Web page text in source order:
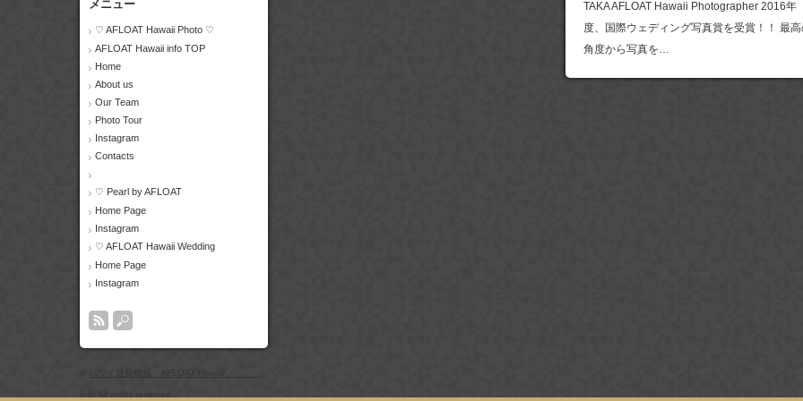
メニュー
♡ AFLOAT Hawaii Photo ♡
AFLOAT Hawaii info TOP
Home
About us
Our Team
Photo Tour
Instagram
Contacts
♡ Pearl by AFLOAT
Home Page
Instagram
♡ AFLOAT Hawaii Wedding
Home Page
Instagram
TAKA AFLOAT Hawaii Photographer 2016年
度、国際ウェディング写真賞を受賞！！ 最
角度から写真を…